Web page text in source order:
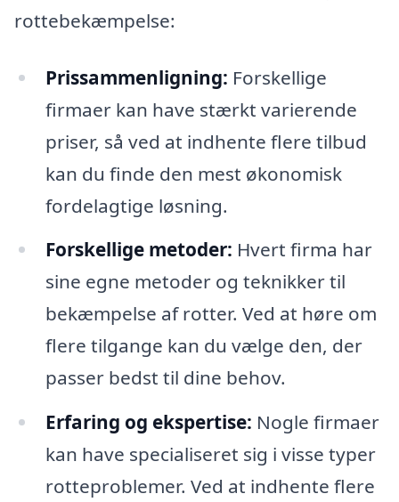
rottebekæmpelse:
Prissammenligning: Forskellige
firmaer kan have stærkt varierende
priser, så ved at indhente flere tilbud
kan du finde den mest økonomisk
fordelagtige løsning.
Forskellige metoder: Hvert firma har
sine egne metoder og teknikker til
bekæmpelse af rotter. Ved at høre om
flere tilgange kan du vælge den, der
passer bedst til dine behov.
Erfaring og ekspertise: Nogle firmaer
kan have specialiseret sig i visse typer
rotteproblemer. Ved at indhente flere